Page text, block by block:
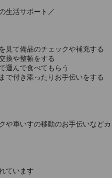
生活サポート／
見て備品のチェックや補充する
換や整頓をする
運んで食べてもらう
で付き添ったりお手伝いをする
や車いすの移動のお手伝いなど
ています